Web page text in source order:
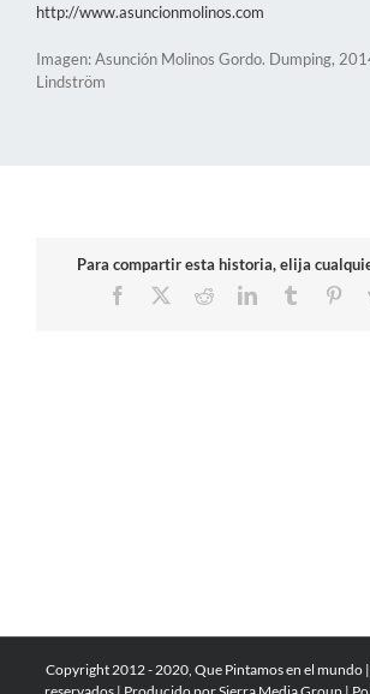
http://www.asuncionmolinos.com
Imagen: Asunción Molinos Gordo. Dumping,
Lindström
Para compartir esta historia, elija
Facebook
RedditLinkedInTumblr
Copyright 2012 - 2020, Que Pintamos en el mundo